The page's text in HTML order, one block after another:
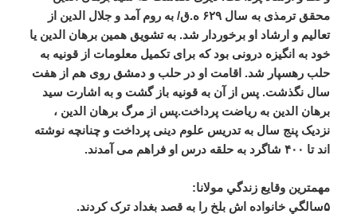
محقق ترمذی به سال ۶۲۹ ه.ق/ به روم آمد و جلال الدین از
تعالیم و ارشاد او برخوردار شد. به تشویق همین برهان الدین یا
خود به انگیزه درونی بود که برای تکمیل معلومات از قونیه به
حلب رهسپار شد. اقامت او در حلب و دمشق روی هم از هفت
سال نگذشت. پس از آن به قونیه باز گشت و به اشارت سید
برهان الدین به ریاضت پرداخت.پس از مرگ برهان الدین ،
نزدیک پنج سال به تدریس علوم دینی پرداخت و چنانچه نوشته
اند تا ۴۰۰ شاگرد به حلقه درس او فراهم می آمدند.
مهمترين وقايع زندگي مولانا:
۵سالگي خانواده اش بلخ را به قصد بغداد ترک کردند.